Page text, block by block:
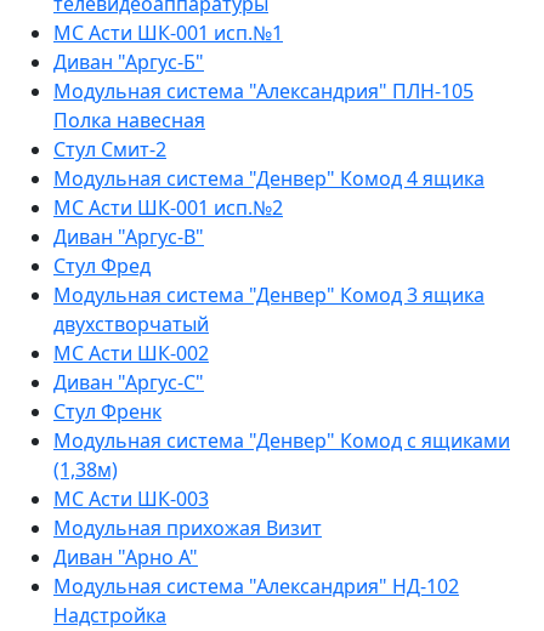
МС Асти ШК-001 исп.№1
Диван "Аргус-Б"
Модульная система "Александрия" ПЛН-105
Полка навесная
Стул Смит-2
Модульная система "Денвер" Комод 4 ящика
МС Асти ШК-001 исп.№2
Диван "Аргус-В"
Стул Фред
Модульная система "Денвер" Комод 3 ящика
двухстворчатый
МС Асти ШК-002
Диван "Аргус-С"
Стул Френк
Модульная система "Денвер" Комод с ящиками
(1,38м)
МС Асти ШК-003
Модульная прихожая Визит
Диван "Арно А"
Модульная система "Александрия" НД-102
Надстройка